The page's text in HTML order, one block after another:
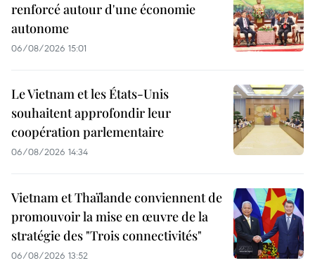
renforcé autour d'une économie
autonome
06/08/2026 15:01
Le Vietnam et les États-Unis
souhaitent approfondir leur
coopération parlementaire
06/08/2026 14:34
Vietnam et Thaïlande conviennent de
promouvoir la mise en œuvre de la
stratégie des "Trois connectivités"
06/08/2026 13:52